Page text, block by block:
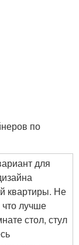
по
для
квартиры. Не
лучше
стол, стул